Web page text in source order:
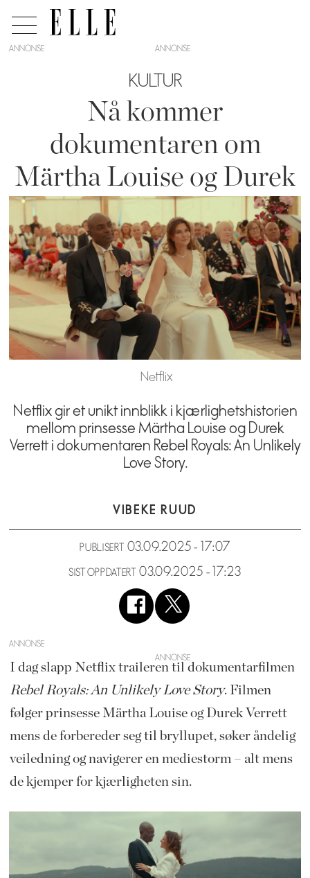
ANNONSE
KULTUR
Nå kommer
dokumentaren om
Märtha Louise og Durek
Netflix
Netflix gir et unikt innblikk i kjærlighetshistorien
mellom prinsesse Märtha Louise og Durek
Verrett i dokumentaren Rebel Royals: An Unlikely
Love Story.
VIBEKE RUUD
PUBLISERT 03.09.2025 - 17:07
SIST OPPDATERT 03.09.2025 - 17:23
ANNONSE
I dag slapp Netflix traileren til dokumentarfilmen
Rebel Royals: An Unlikely Love Story. Filmen
følger prinsesse Märtha Louise og Durek Verrett
mens de forbereder seg til bryllupet, søker åndelig
veiledning og navigerer en mediestorm – alt mens
de kjemper for kjærligheten sin.